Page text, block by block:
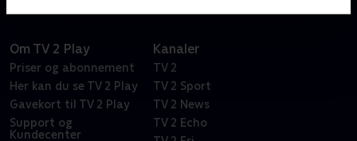
Om TV 2 Play
Priser og abonnement
Her kan du se TV 2 Play
Gavekort til TV 2 Play
Support og
Kundecenter
Kanaler
TV 2
TV 2 Sport
TV 2 News
TV 2 Echo